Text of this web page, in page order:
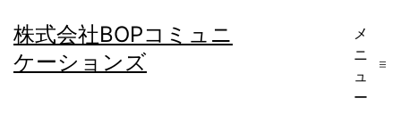
ン
テ
株式会社BOPコミュニ
ケーションズ
メ
ニ
ュ
ー